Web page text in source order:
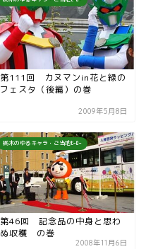
第111回 カヌマンin花と緑の
フェスタ（後編）の巻
2009年5月8日
栃木のゆるキャラ・ご当地ﾋｰﾛｰ
第46回 記念品の中身と思わ
ぬ収穫 の巻
2008年11月6日